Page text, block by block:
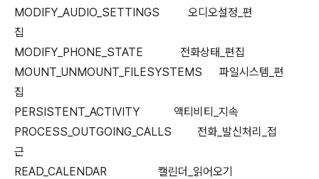
MODIFY_AUDIO_SETTINGS 오디오설정_편
집
MODIFY_PHONE_STATE 전화상태_편집
MOUNT_UNMOUNT_FILESYSTEMS 파일시스템_편
집
PERSISTENT_ACTIVITY 액티비티_지속
PROCESS_OUTGOING_CALLS 전화_발신처리_접
근
READ_CALENDAR 캘린더_읽어오기